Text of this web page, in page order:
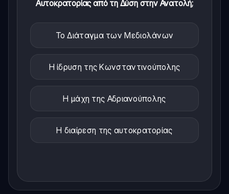
Αυτοκρατορίας από τη Δύση στην Ανατολή;
Το Διάταγμα των Μεδιολάνων
Η ίδρυση της Κωνσταντινούπολης
Η μάχη της Αδριανούπολης
Η διαίρεση της αυτοκρατορίας